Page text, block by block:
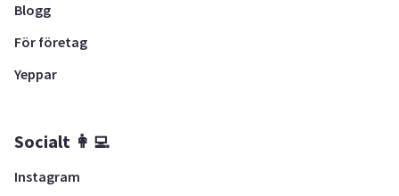
Blogg
För företag
Yeppar
Socialt 👩‍💻
Instagram